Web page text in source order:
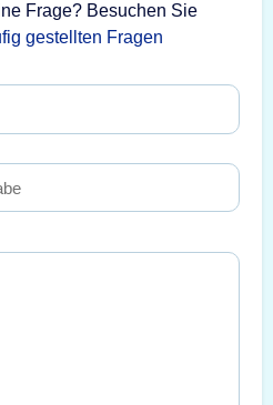
Frage? Besuchen Sie
gestellten Fragen